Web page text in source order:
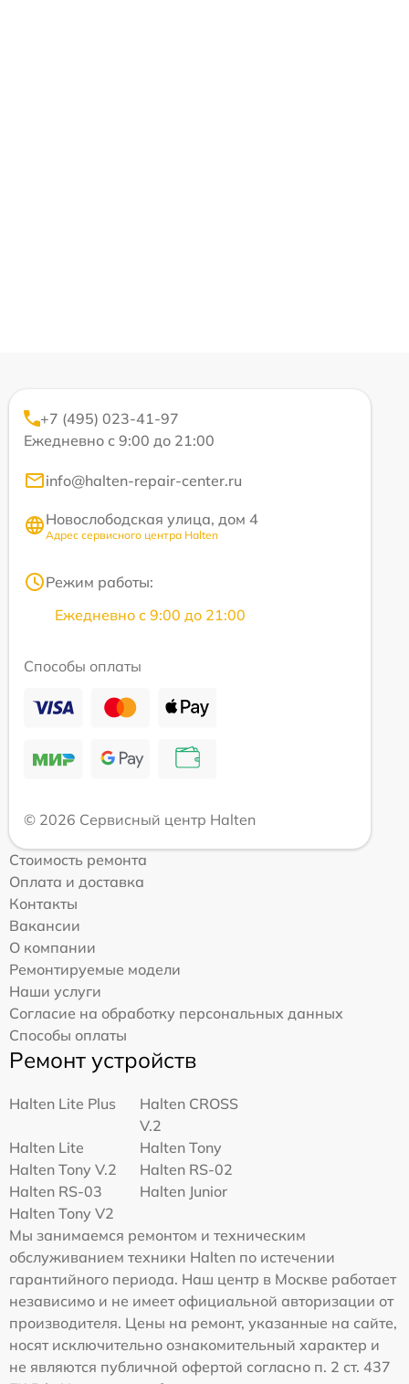
+7 (495) 023-41-97
Ежедневно с 9:00 до 21:00
info@halten-repair-center.ru
Новослободская улица, дом 4
Адрес сервисного центра Halten
Режим работы:
Ежедневно с 9:00 до 21:00
Способы оплаты
© 2026 Сервисный центр Halten
Стоимость ремонта
Оплата и доставка
Контакты
Вакансии
О компании
Ремонтируемые модели
Наши услуги
Согласие на обработку персональных данных
Способы оплаты
Ремонт устройств
Halten Lite Plus
Halten CROSS
V.2
Halten Lite
Halten Tony
Halten Tony V.2
Halten RS-02
Halten RS-03
Halten Junior
Halten Tony V2
Мы занимаемся ремонтом и техническим
обслуживанием техники Halten по истечении
гарантийного периода. Наш центр в Москве работает
независимо и не имеет официальной авторизации от
производителя. Цены на ремонт, указанные на сайте,
носят исключительно ознакомительный характер и
не являются публичной офертой согласно п. 2 ст. 437